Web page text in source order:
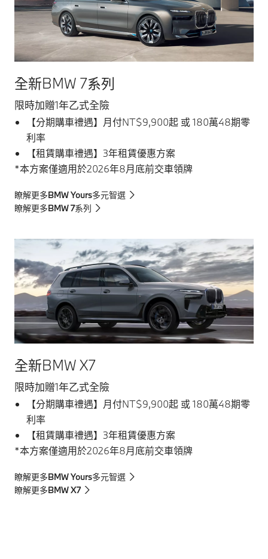
全新BMW 7系列
限時加贈1年乙式全險
【分期購車禮遇】月付NT$9,900起 或 180萬48期零
利率
【租賃購車禮遇】3年租賃優惠方案
*本方案僅適用於2026年8月底前交車領牌
瞭解更多BMW Yours多元智選
瞭解更多BMW 7系列
全新BMW X7
限時加贈1年乙式全險
【分期購車禮遇】月付NT$9,900起 或 180萬48期零
利率
【租賃購車禮遇】3年租賃優惠方案
*本方案僅適用於2026年8月底前交車領牌
瞭解更多BMW Yours多元智選
瞭解更多BMW X7